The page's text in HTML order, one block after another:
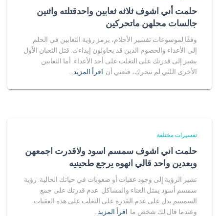
حلمت أني اشوف ثلاثه ثعابين واحدقتلته واثنين
جالسات محلهن ماتحركين
وفقًا لموسوعات تفسير الأحلام، يرمز رؤية الثعابين في الحلم
إلى الأعداء والخصوم الذين قد يحاولون إيذاءك. قتل الثعبان الأول
يشير إلى قدرتك على التغلب على أحد الأعداء. أما الثعابين
الأخرى اللتي لم تتحرك، فتعني أن اقرأ المزيد…
تفسيرات مختلفة
حلمت اني اشوف سمسم اسود ولاقدرت اجمعهن
وبعدين واحد قالي انهوه يرجع طحينيه
تشير الرؤية إلى وجود عقبات أو صعوبات في حياتك الحالية. رؤية
سمسم أسود يمثل العناء والمشاكل. عدم قدرتك على جمع
السمسم يدل على عدم القدرة على التغلب على هذه العقبات.
وعندما قال لك شخص ما اقرأ المزيد…